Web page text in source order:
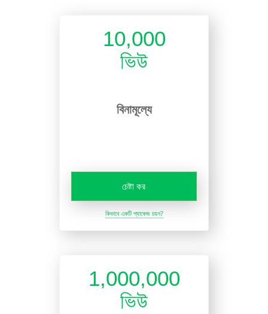
10,000
ভিউ
বিনামূল্যে
চেষ্টা কর
কিভাবে একটি প্যাকেজ চয়ন?
1,000,000
ভিউ